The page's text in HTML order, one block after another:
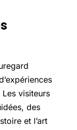
Les visiteurs
des
et l’art